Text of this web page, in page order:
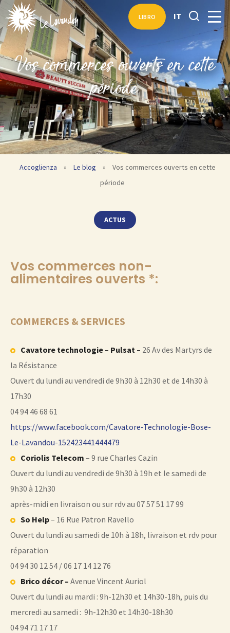
LIBRO IT
Vos commerces ouverts en cette
période
Accoglienza » Le blog »
Vos commerces ouverts en cette
période
ACTUS
Vos commerces non-
alimentaires ouverts *:
COMMERCES & SERVICES
Cavatore technologie – Pulsat – 26 Av des Martyrs de
la Résistance
Ouvert du lundi au vendredi de 9h30 à 12h30 et de 14h30 à
17h30
04 94 46 68 61
https://www.facebook.com/Cavatore-Technologie-Bose-
Le-Lavandou-152423441444479
Coriolis Telecom – 9 rue Charles Cazin
Ouvert du lundi au vendredi de 9h30 à 19h et le samedi de
9h30 à 12h30
après-midi en livraison ou sur rdv au 07 57 51 17 99
So Help– 16 Rue Patron Ravello
Ouvert du lundi au samedi de 10h à 18h, livraison et rdv pour
réparation
04 94 30 12 54 / 06 17 14 12 76
Brico décor – Avenue Vincent Auriol
Ouvert du lundi au mardi : 9h-12h30 et 14h30-18h, puis du
mercredi au samedi : 9h-12h30 et 14h30-18h30
04 94 71 17 17